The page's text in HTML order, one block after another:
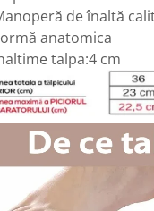
de înaltă
anatomica
talpa:4 cm